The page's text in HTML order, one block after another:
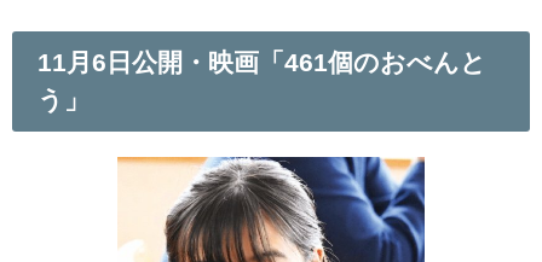
11月6日公開・映画「461個のおべんと
う」